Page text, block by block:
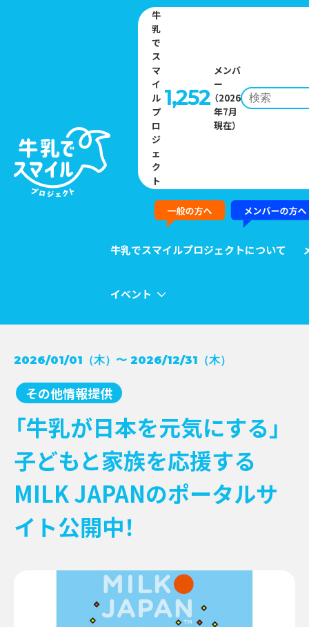
牛
乳
で
ス
マ
イ
ル
プ
ロ
ジ
ェ
ク
ト
1,252
メンバ
ー
（2026
年7月
現在）
牛乳でスマイルプロジェクトについて
NEWS
コンクール受賞レシピ
→
新商品 →
イベント
EVENT キャンペーン
その他情報提供 →
「牛乳が日本を元気にする」子どもと家族を
応援するMILK JAPANのポータルサイト公開中！
EVENT
イベント
2026/01/01（木）〜 2026/12/31（木）
その他情報提供
「牛乳が日本を元気にする」
子どもと家族を応援する
MILK JAPANのポータルサ
イト公開中！